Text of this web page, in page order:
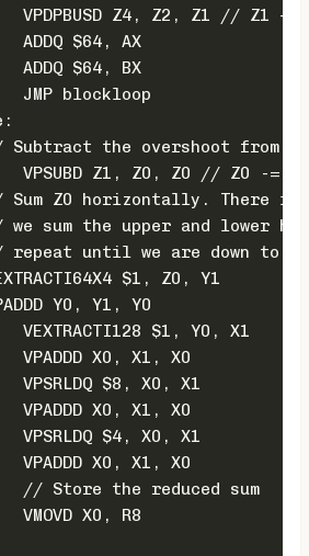
VPDPBUSD Z4, Z2, Z1 // Z1
	ADDQ $64, AX
	ADDQ $64, BX
	JMP blockloop
Subtract the overshoot from
	VPSUBD Z1, Z0, Z0 // Z0 -= Z1
Sum Z0 horizontally. There
we sum the upper and lower
repeat until we are down to
$1, Z0, Y1
Y0, Y1, Y0
	VEXTRACTI128 $1, Y0, X1
	VPADDD X0, X1, X0
	VPSRLDQ $8, X0, X1
	VPADDD X0, X1, X0
	VPSRLDQ $4, X0, X1
	VPADDD X0, X1, X0
	// Store the reduced sum
	VMOVD X0, R8